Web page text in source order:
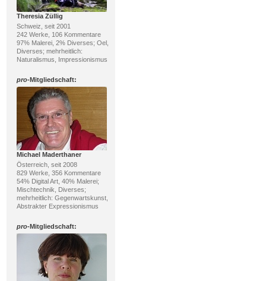
Theresia Züllig
Schweiz, seit 2001
242 Werke, 106 Kommentare
97% Malerei, 2% Diverses; Oel,
Diverses; mehrheitlich:
Naturalismus, Impressionismus
pro-Mitgliedschaft:
Michael Maderthaner
Österreich, seit 2008
829 Werke, 356 Kommentare
54% Digital Art, 40% Malerei;
Mischtechnik, Diverses;
mehrheitlich: Gegenwartskunst,
Abstrakter Expressionismus
pro-Mitgliedschaft: